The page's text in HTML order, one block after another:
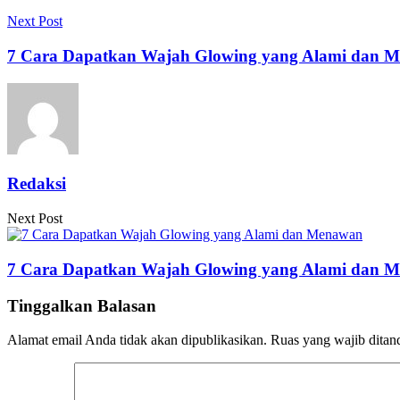
Next Post
7 Cara Dapatkan Wajah Glowing yang Alami dan
Redaksi
Next Post
7 Cara Dapatkan Wajah Glowing yang Alami dan
Tinggalkan Balasan
Alamat email Anda tidak akan dipublikasikan. Ruas yang wajib